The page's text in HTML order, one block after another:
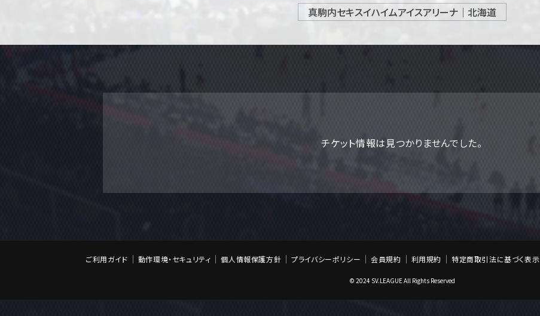
真駒内セキスイハイムアイスアリーナ｜北海道
チケット情報は見つかりませんでした。
ご利用ガイド 動作環境・セキュリティ 個人情報保護方針 プライバシーポリシー 会員規約 利用規約 特定商取引法に基づく表示
© 2024 SV.LEAGUE All Rights Reserved